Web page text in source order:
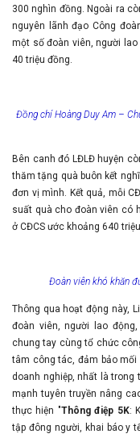
300 nghìn đồng. Ngoài ra
nguyên lãnh đạo Công
một số đoàn viên, người lao
40 triệu đồng.
Đồng chí Hoàng Duy Am –
Bên canh đó LĐLĐ huyện
thăm tặng quà buôn kết
đơn vị mình. Kết quả, mỗi
suất quà cho đoàn viên có
ở CĐCS ước khoảng 640
Đoàn viên khó khăn
Thông qua hoạt động này,
đoàn viên, người lao
chung tay cùng tổ chức
tâm công tác, đảm bảo mối
doanh nghiệp, nhất là trong
mạnh tuyên truyền nâng
thực hiện "Thông điệp 5K:
tập đông người, khai báo y